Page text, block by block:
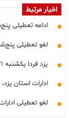
اخبار مرتبط
ادامه تعطیلی
لغو تعطیلی
یزد فردا یکشنبه ۲۱ بهمن تعطیل شد
ادارات استان
لغو تعطیلی